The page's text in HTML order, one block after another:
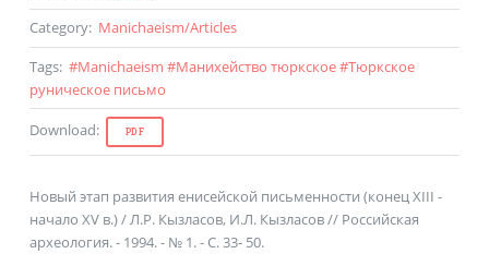
Category: Manichaeism/Articles
Tags: #Manichaeism #Манихейство тюркское#Тюркское
руническое письмо
Download: PDF
Новый этап развития енисейской письменности (конец XIII -
начало XV в.) / Л.Р. Кызласов, И.Л. Кызласов // Российская
археология. - 1994. - № 1. - С. 33- 50.